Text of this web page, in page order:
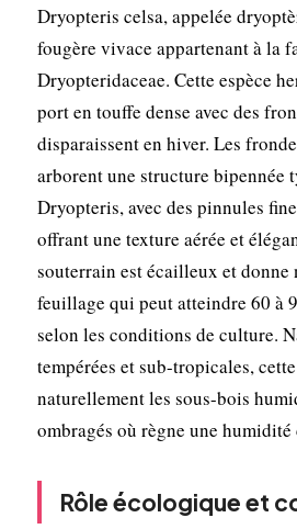
Dryopteris celsa, appelée
fougère vivace appartenant à la
Dryopteridaceae. Cette espèce
port en touffe dense avec des
disparaissent en hiver. Les
arborent une structure bipennée
Dryopteris, avec des pinnules
offrant une texture aérée et
souterrain est écailleux et donne
feuillage qui peut atteindre 60 à
selon les conditions de culture.
tempérées et sub-tropicales,
naturellement les sous-bois
ombragés où règne une humidité
Rôle écologique et